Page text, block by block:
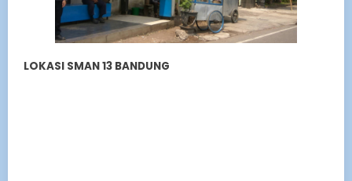
LOKASI SMAN 13 BANDUNG